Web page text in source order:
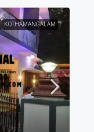
KOTHAMANGALAM